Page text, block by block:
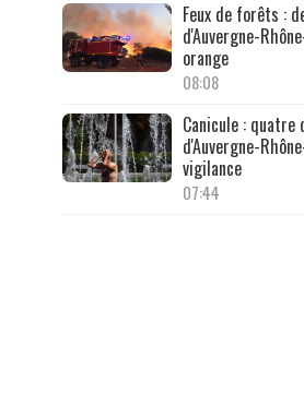
Feux de forêts :
d'Auvergne-
orange
08:08
Canicule :
d'Auvergne-
vigilance
07:44